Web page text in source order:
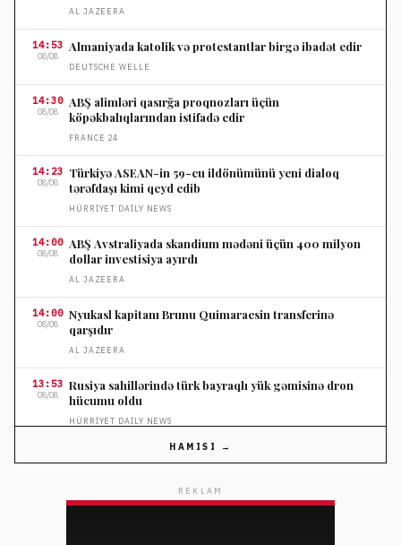
AL JAZEERA
14:53
08/08
Almaniyada katolik və protestantlar birgə ibadət edir
DEUTSCHE WELLE
14:30
08/08
ABŞ alimləri qasırğa proqnozları üçün
köpəkbalıqlarından istifadə edir
FRANCE 24
14:23
08/08
Türkiyə ASEAN-in 59-cu ildönümünü yeni dialoq
tərəfdaşı kimi qeyd edib
HÜRRIYET DAILY NEWS
14:00
08/08
ABŞ Avstraliyada skandium mədəni üçün 400 milyon
dollar investisiya ayırdı
AL JAZEERA
14:00
08/08
Nyukasl kapitanı Brunu Quimaraesin transferinə
qarşıdır
AL JAZEERA
13:53
08/08
Rusiya sahillərində türk bayraqlı yük gəmisinə dron
hücumu oldu
HÜRRIYET DAILY NEWS
08/08
HAMISI →
REKLAM